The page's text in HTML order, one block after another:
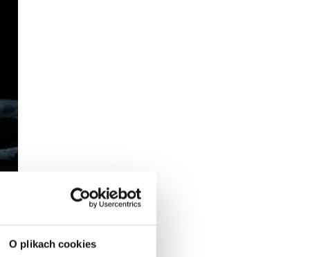
O plikach cookies